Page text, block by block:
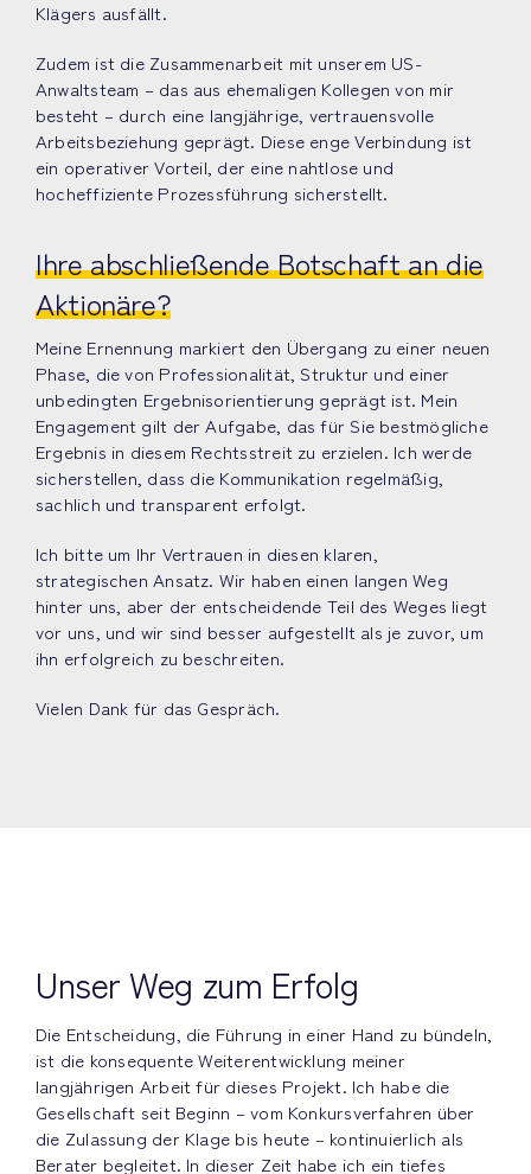
Klägers ausfällt.
Zudem ist die Zusammenarbeit mit unserem US-
Anwaltsteam – das aus ehemaligen Kollegen von mir
besteht – durch eine langjährige, vertrauensvolle
Arbeitsbeziehung geprägt. Diese enge Verbindung ist
ein operativer Vorteil, der eine nahtlose und
hocheffiziente Prozessführung sicherstellt.
Ihre abschließende Botschaft an die
Aktionäre?
Meine Ernennung markiert den Übergang zu einer neuen
Phase, die von Professionalität, Struktur und einer
unbedingten Ergebnisorientierung geprägt ist. Mein
Engagement gilt der Aufgabe, das für Sie bestmögliche
Ergebnis in diesem Rechtsstreit zu erzielen. Ich werde
sicherstellen, dass die Kommunikation regelmäßig,
sachlich und transparent erfolgt.
Ich bitte um Ihr Vertrauen in diesen klaren,
strategischen Ansatz. Wir haben einen langen Weg
hinter uns, aber der entscheidende Teil des Weges liegt
vor uns, und wir sind besser aufgestellt als je zuvor, um
ihn erfolgreich zu beschreiten.
Vielen Dank für das Gespräch.
Unser Weg zum Erfolg
Die Entscheidung, die Führung in einer Hand zu bündeln,
ist die konsequente Weiterentwicklung meiner
langjährigen Arbeit für dieses Projekt. Ich habe die
Gesellschaft seit Beginn – vom Konkursverfahren über
die Zulassung der Klage bis heute – kontinuierlich als
Berater begleitet. In dieser Zeit habe ich ein tiefes